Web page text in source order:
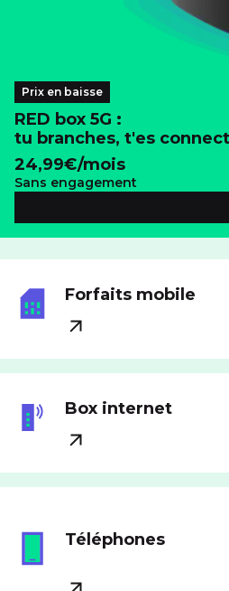
Prix en baisse
RED box 5G :
tu branches, t'es
24,99€/mois
Sans engagement
Forfaits mobile
Box internet
Téléphones